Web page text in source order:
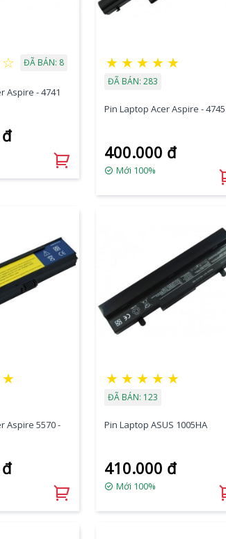
☆ ĐÃ BÁN: 8
Aspire - 4741
★ ★ ★ ★ ★
ĐÃ BÁN: 283
Pin Laptop Acer Aspire - 4745
400.000 đ
Mới 100%
★
Aspire 5570 -
★ ★ ★ ★ ★
ĐÃ BÁN: 123
Pin Laptop ASUS 1005HA
410.000 đ
Mới 100%